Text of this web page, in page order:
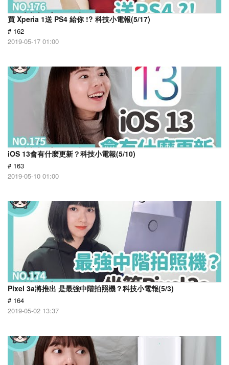
買 Xperia 1送 PS4 給你 !? 科技小電報(5/17)
# 162
2019-05-17 01:00
iOS 13會有什麼更新？科技小電報(5/10)
# 163
2019-05-10 01:00
Pixel 3a將推出 是最強中階拍照機？科技小電報(5/3)
# 164
2019-05-02 13:37